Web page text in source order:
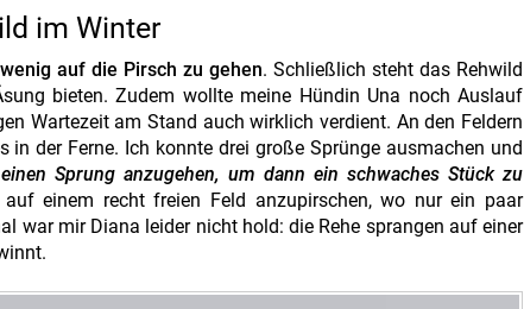
im Winter
auf die Pirsch zu gehen. Schließlich steht das Rehwild
bieten. Zudem wollte meine Hündin Una noch Auslauf
Wartezeit am Stand auch wirklich verdient. An den Feldern
der Ferne. Ich konnte drei große Sprünge ausmachen und
Sprung anzugehen, um dann ein schwaches Stück zu
einem recht freien Feld anzupirschen, wo nur ein paar
war mir Diana leider nicht hold: die Rehe sprangen auf einer